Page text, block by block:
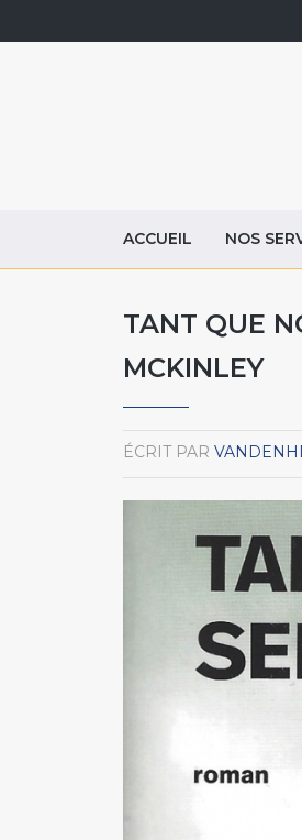
ACCUEIL NOS
TANT QUE
MCKINLEY
ÉCRIT PAR